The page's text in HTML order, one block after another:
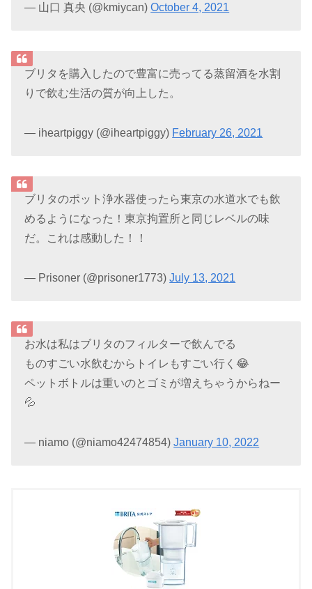
— 山口 真央 (@kmiycan)October 4, 2021
ブリタを購入したので豊富に売ってる蒸留酒を水割
りで飲む生活の質が向上した。
— iheartpiggy (@iheartpiggy) February 26, 2021
ブリタのポット浄水器使ったら東京の水道水でも飲
めるようになった！東京拘置所と同じレベルの味
だ。これは感動した！！
— Prisoner (@prisoner1773)July 13, 2021
お水は私はブリタのフィルターで飲んでる
ものすごい水飲むからトイレもすごい行く😂
ペットボトルは重いのとゴミが増えちゃうからねー
💦
— niamo (@niamo42474854)January 10, 2022